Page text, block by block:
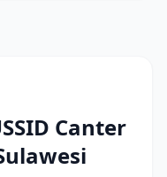
Canter